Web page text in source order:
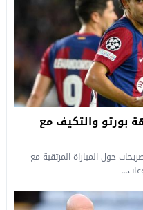
بورتو والتكيف مع
حول المباراة المرتقبة مع